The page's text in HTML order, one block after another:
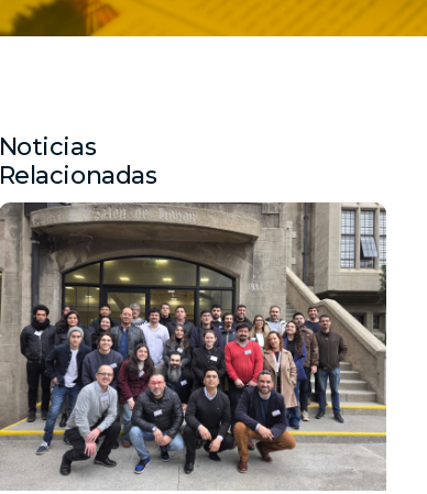
Noticias
Relacionadas